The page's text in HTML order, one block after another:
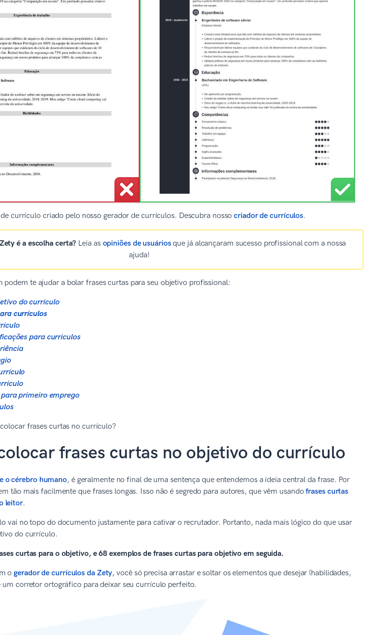
currículo criado pelo nosso gerador de currículos. Descubra nossocriador de currículos.
é a escolha certa? Leia as opiniões de usuáriosque já alcançaram sucesso profissional com a nossa
ajuda!
podem te ajudar a bolar frases curtas para seu objetivo profissional:
do currículo
currículos
para currículos
primeiro emprego
frases curtas no currículo?
frases curtas no objetivo do currículo
o cérebro humano, é geralmente no final de uma sentença que entendemos a ideia central da frase. Por
tão mais facilmente que frases longas. Isso não é segredo para autores, que vêm usandofrases curtas
leitor.
vai no topo do documento justamente para cativar o recrutador. Portanto, nada mais lógico do que usar
do currículo.
curtas para o objetivo, e 68 exemplos de frases curtas para objetivo em seguida.
ogerador de currículos da Zety, você só precisa arrastar e soltar os elementos que desejar (habilidades,
um corretor ortográfico para deixar seu currículo perfeito.